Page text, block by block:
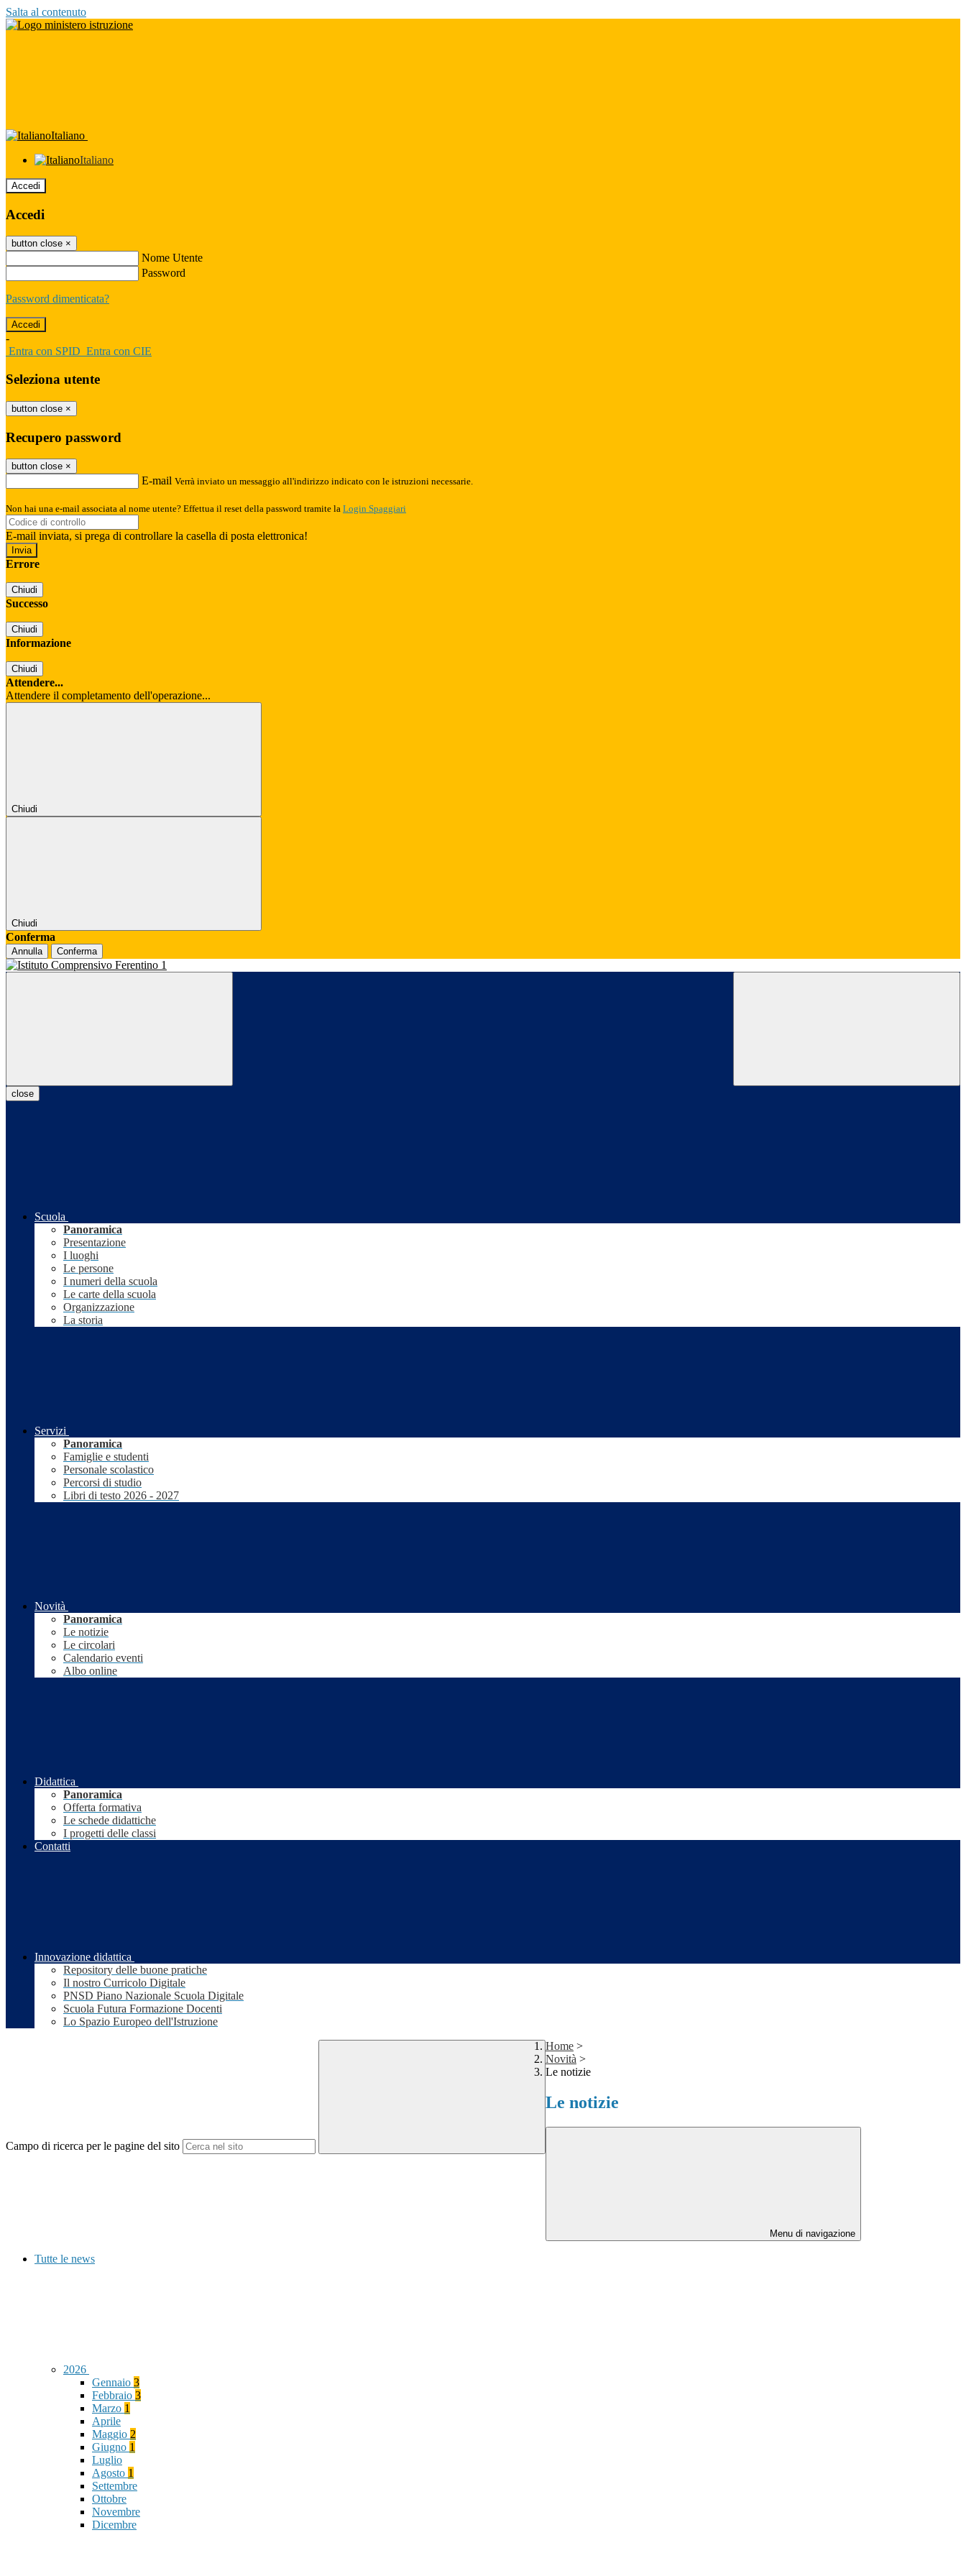
Salta al contenuto
Italiano
Italiano
Accedi
Accedi
button close ×
Nome Utente
Password
Password dimenticata?
-
Entra con SPID Entra con CIE
Seleziona utente
button close ×
Recupero password
button close ×
E-mail Verrà inviato un messaggio all'indirizzo indicato con le istruzioni necessarie.
Non hai una e-mail associata al nome utente? Effettua il reset della password tramite la Login Spaggiari
E-mail inviata, si prega di controllare la casella di posta elettronica!
Errore
Chiudi
Successo
Chiudi
Informazione
Chiudi
Attendere...
Attendere il completamento dell'operazione...
Chiudi
Chiudi
Conferma
Annulla Conferma
close
Scuola
Panoramica
Presentazione
I luoghi
Le persone
I numeri della scuola
Le carte della scuola
Organizzazione
La storia
Servizi
Panoramica
Famiglie e studenti
Personale scolastico
Percorsi di studio
Libri di testo 2026 - 2027
Novità
Panoramica
Le notizie
Le circolari
Calendario eventi
Albo online
Didattica
Panoramica
Offerta formativa
Le schede didattiche
I progetti delle classi
Contatti
Innovazione didattica
Repository delle buone pratiche
Il nostro Curricolo Digitale
PNSD Piano Nazionale Scuola Digitale
Scuola Futura Formazione Docenti
Lo Spazio Europeo dell'Istruzione
Campo di ricerca per le pagine del sito
Home >
Novità >
Le notizie
Le notizie
Menu di navigazione
Tutte le news
2026
Gennaio 3
Febbraio 3
Marzo 1
Aprile
Maggio 2
Giugno 1
Luglio
Agosto 1
Settembre
Ottobre
Novembre
Dicembre